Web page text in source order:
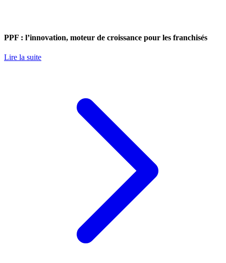
PPF : l’innovation, moteur de croissance pour les franchisés
Lire la suite